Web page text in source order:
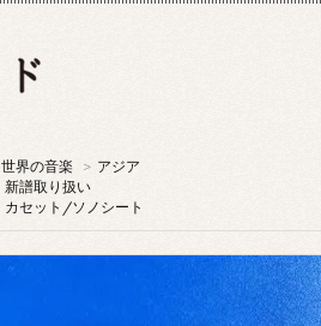
世界の音楽 > アジア
新譜取り扱い
カセット/ソノシート